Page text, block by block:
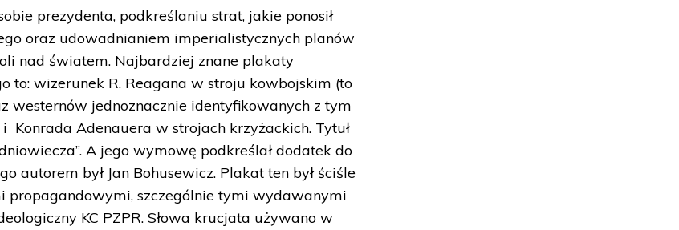
prezydenta, podkreślaniu strat, jakie ponosił
oraz udowadnianiem imperialistycznych planów
nad światem. Najbardziej znane plakaty
to: wizerunek R. Reagana w stroju kowbojskim (to
westernów jednoznacznie identyfikowanych z tym
Konrada Adenauera w strojach krzyżackich. Tytuł
A jego wymowę podkreślał dodatek do
autorem był Jan Bohusewicz. Plakat ten był ściśle
szczególnie tymi wydawanymi
KC PZPR. Słowa krucjata używano w